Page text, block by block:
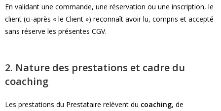
En validant une commande, une réservation ou une inscription, le
client (ci-après « le Client ») reconnaît avoir lu, compris et accepté
sans réserve les présentes CGV.
2. Nature des prestations et cadre du
coaching
Les prestations du Prestataire relèvent du coaching, de